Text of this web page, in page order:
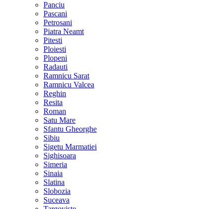
Panciu
Pascani
Petrosani
Piatra Neamt
Pitesti
Ploiesti
Plopeni
Radauti
Ramnicu Sarat
Ramnicu Valcea
Reghin
Resita
Roman
Satu Mare
Sfantu Gheorghe
Sibiu
Sigetu Marmatiei
Sighisoara
Simeria
Sinaia
Slatina
Slobozia
Suceava